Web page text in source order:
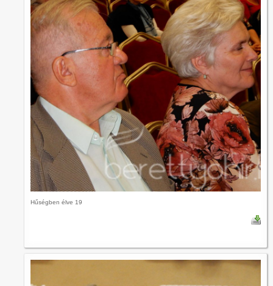
Hűségben élve 19